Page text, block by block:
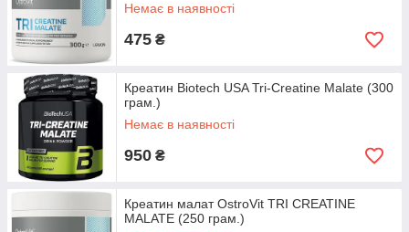
Немає в наявності
475 ₴
Креатин Biotech USA Tri-Creatine Malate (300
грам.)
Немає в наявності
950 ₴
Креатин малат OstroVit TRI CREATINE
MALATE (250 грам.)